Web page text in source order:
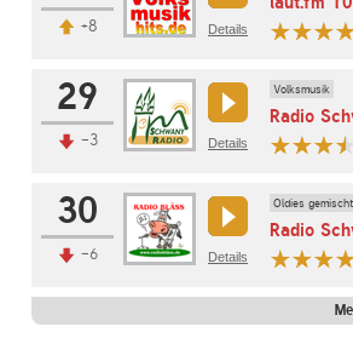
+8 Details
29
-3 Details
Volksmusik
Radio
30
-6 Details
Oldies gemischt
Radio